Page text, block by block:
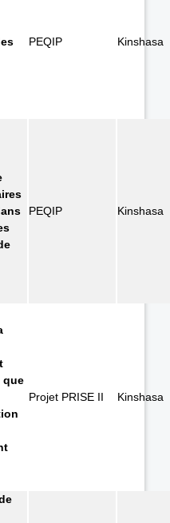
PEQIP Kinshasa
PEQIP Kinshasa
que
Projet PRISE II Kinshasa